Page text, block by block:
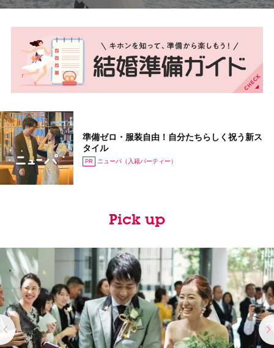
準備ゼロ・服装自由！自分たちらしく祝う新ス
タイル
ニューパ（入籍パーティー）
Pick up